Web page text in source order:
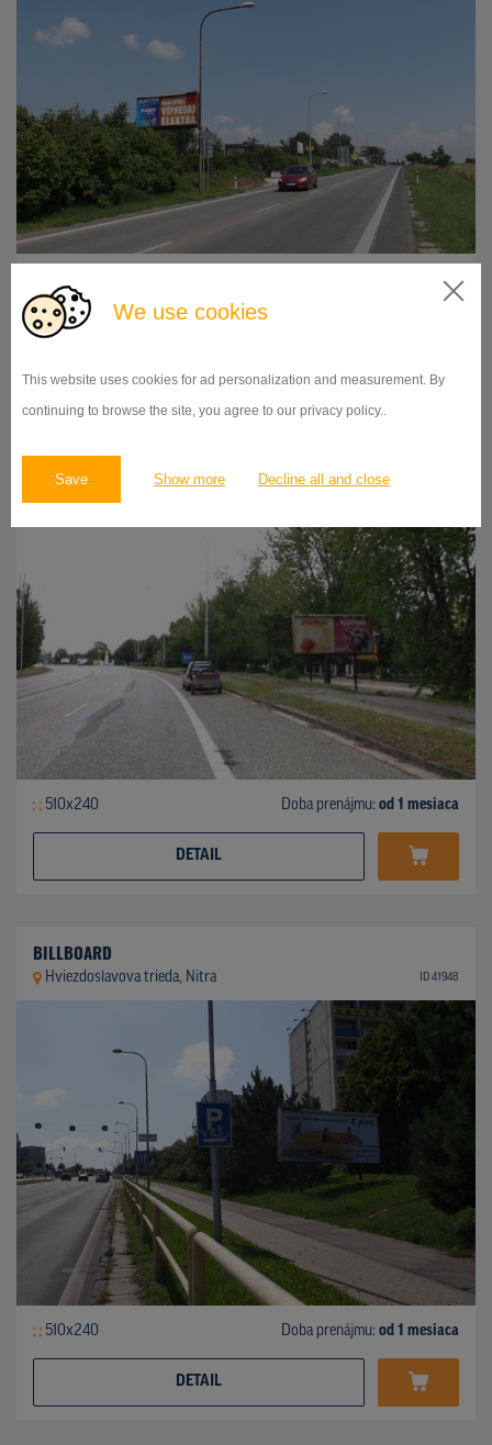
We use cookies
This website uses cookies for ad personalization and measurement. By
continuing to browse the site, you agree to our privacy policy..
Save Show more Decline all and close
od 1 mesiaca
510x240 Doba prenájmu: od 1 mesiaca
DETAIL
BILLBOARD
Hviezdoslavova trieda, Nitra ID 41948
510x240 Doba prenájmu: od 1 mesiaca
DETAIL